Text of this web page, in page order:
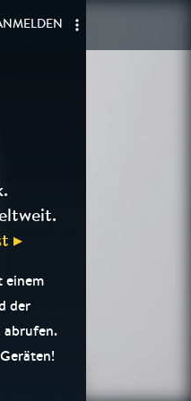
▸
einem
der
abrufen.